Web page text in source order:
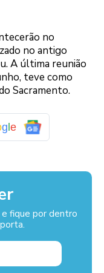
no
no antigo
A última reunião
teve como
Sacramento.
gle
fique por dentro